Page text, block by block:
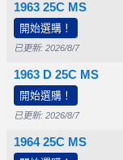
1963 25C MS
開始選購！
已更新: 2026/8/7
1963 D 25C MS
開始選購！
已更新: 2026/8/7
1964 25C MS
$26.50
$26.50